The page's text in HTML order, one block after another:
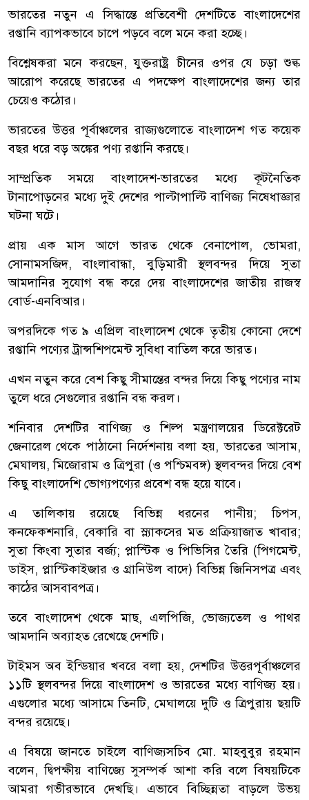
ভারতের নতুন এ সিদ্ধান্তে প্রতিবেশী দেশটিতে বাংলাদেশের
রপ্তানি ব্যাপকভাবে চাপে পড়বে বলে মনে করা হচ্ছে।
বিশ্লেষকরা মনে করছেন, যুক্তরাষ্ট্র চীনের ওপর যে চড়া শুল্ক
আরোপ করেছে ভারতের এ পদক্ষেপ বাংলাদেশের জন্য তার
চেয়েও কঠোর।
ভারতের উত্তর পূর্বাঞ্চলের রাজ্যগুলোতে বাংলাদেশ গত কয়েক
বছর ধরে বড় অঙ্কের পণ্য রপ্তানি করছে।
সাম্প্রতিক সময়ে বাংলাদেশ-ভারতের মধ্যে কূটনৈতিক
টানাপোড়নের মধ্যে দুই দেশের পাল্টাপাল্টি বাণিজ্য নিষেধাজ্ঞার
ঘটনা ঘটে।
প্রায় এক মাস আগে ভারত থেকে বেনাপোল, ভোমরা,
সোনামসজিদ, বাংলাবান্ধা, বুড়িমারী স্থলবন্দর দিয়ে সুতা
আমদানির সুযোগ বন্ধ করে দেয় বাংলাদেশের জাতীয় রাজস্ব
বোর্ড-এনবিআর।
অপরদিকে গত ৯ এপ্রিল বাংলাদেশ থেকে তৃতীয় কোনো দেশে
রপ্তানি পণ্যের ট্রান্সশিপমেন্ট সুবিধা বাতিল করে ভারত।
এখন নতুন করে বেশ কিছু সীমান্তের বন্দর দিয়ে কিছু পণ্যের নাম
তুলে ধরে সেগুলোর রপ্তানি বন্ধ করল।
শনিবার দেশটির বাণিজ্য ও শিল্প মন্ত্রণালয়ের ডিরেক্টরেট
জেনারেল থেকে পাঠানো নির্দেশনায় বলা হয়, ভারতের আসাম,
মেঘালয়, মিজোরাম ও ত্রিপুরা (ও পশ্চিমবঙ্গ) স্থলবন্দর দিয়ে বেশ
কিছু বাংলাদেশি ভোগ্যপণ্যের প্রবেশ বন্ধ হয়ে যাবে।
এ তালিকায় রয়েছে বিভিন্ন ধরনের পানীয়; চিপস,
কনফেকশনারি, বেকারি বা স্ল্যাকসের মত প্রক্রিয়াজাত খাবার;
সুতা কিংবা সুতার বর্জ্য; প্লাস্টিক ও পিভিসির তৈরি (পিগমেন্ট,
ডাইস, প্লাস্টিকাইজার ও গ্রানিউল বাদে) বিভিন্ন জিনিসপত্র এবং
কাঠের আসবাবপত্র।
তবে বাংলাদেশ থেকে মাছ, এলপিজি, ভোজ্যতেল ও পাথর
আমদানি অব্যাহত রেখেছে দেশটি।
টাইমস অব ইন্ডিয়ার খবরে বলা হয়, দেশটির উত্তরপূর্বাঞ্চলের
১১টি স্থলবন্দর দিয়ে বাংলাদেশ ও ভারতের মধ্যে বাণিজ্য হয়।
এগুলোর মধ্যে আসামে তিনটি, মেঘালয়ে দুটি ও ত্রিপুরায় ছয়টি
বন্দর রয়েছে।
এ বিষয়ে জানতে চাইলে বাণিজ্যসচিব মো. মাহবুবুর রহমান
বলেন, দ্বিপক্ষীয় বাণিজ্যে সুসম্পর্ক আশা করি বলে বিষয়টিকে
আমরা গভীরভাবে দেখছি। এভাবে বিচ্ছিন্নতা বাড়লে উভয়